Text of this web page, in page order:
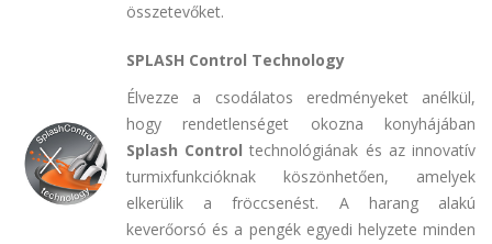
összetevőket.
SPLASH Control Technology
Élvezze a csodálatos eredményeket anélkül,
hogy rendetlenséget okozna konyhájában
Splash Control technológiának és az innovatív
turmixfunkcióknak köszönhetően, amelyek
elkerülik a fröccsenést. A harang alakú
keverőorsó és a pengék egyedi helyzete minden